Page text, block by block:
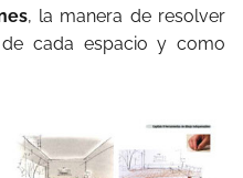
, la manera de resolver
cada espacio y como